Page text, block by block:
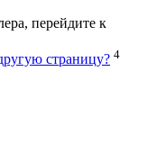
перейдите к
страницу? 4